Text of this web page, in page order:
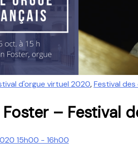
d'orgue virtuel 2020,Festival
– Festival
15h00 - 16h00